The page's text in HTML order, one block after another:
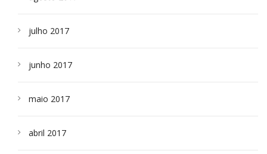
julho 2017
junho 2017
maio 2017
abril 2017